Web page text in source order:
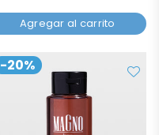
Agregar al carrito
-20%